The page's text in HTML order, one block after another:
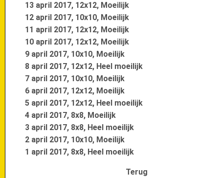
13 april 2017, 12x12, Moeilijk
12 april 2017, 10x10, Moeilijk
11 april 2017, 12x12, Moeilijk
10 april 2017, 12x12, Moeilijk
9 april 2017, 10x10, Moeilijk
8 april 2017, 12x12, Heel moeilijk
7 april 2017, 10x10, Moeilijk
6 april 2017, 12x12, Moeilijk
5 april 2017, 12x12, Heel moeilijk
4 april 2017, 8x8, Moeilijk
3 april 2017, 8x8, Heel moeilijk
2 april 2017, 10x10, Moeilijk
1 april 2017, 8x8, Heel moeilijk
Terug